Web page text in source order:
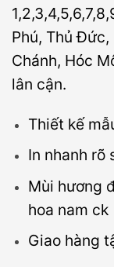
Phú, Thủ Đức,
Chánh, Hóc
lân cận.
Thiết kế
In nhanh rõ
Mùi hương
hoa nam ck
Giao hàng